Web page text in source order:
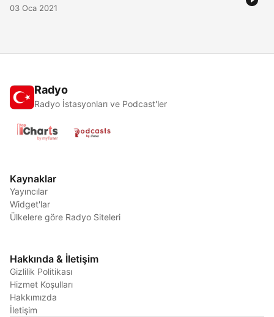
03 Oca 2021
Radyo
Radyo İstasyonları ve Podcast'ler
Kaynaklar
Yayıncılar
Widget'lar
Ülkelere göre Radyo Siteleri
Hakkında & İletişim
Gizlilik Politikası
Hizmet Koşulları
Hakkımızda
İletişim